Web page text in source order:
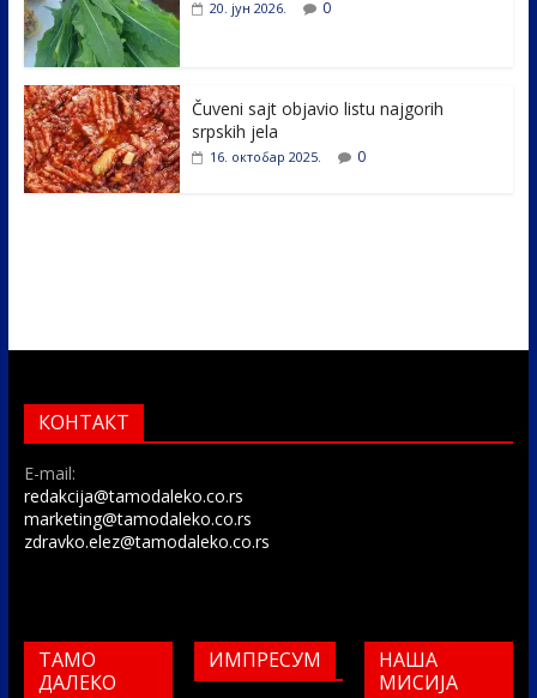
20. јун 2026. 0
Čuveni sajt objavio listu najgorih
srpskih jela
16. октобар 2025. 0
КОНТАКТ
E-mail:
redakcija@tamodaleko.co.rs
marketing@tamodaleko.co.rs
zdravko.elez@tamodaleko.co.rs
ТАМО
ДАЛЕКО
ИМПРЕСУМ
НАША
МИСИЈА